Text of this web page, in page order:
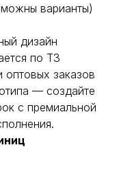
варианты)
дизайн
по ТЗ
оптовых заказов
— создайте
с премиальной